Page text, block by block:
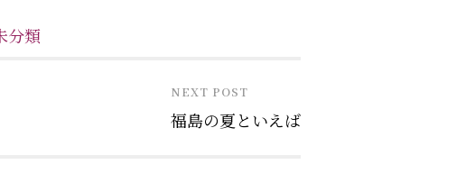
分類
NEXT POST
福島の夏といえば